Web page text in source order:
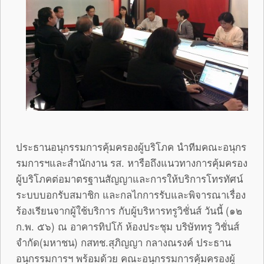
ประธานอนุกรรมการคุ้มครองผู้บริโภค นำทีมคณะอนุกร
รมการฯและสำนักงาน รส. หารือถึงแนวทางการคุ้มครอง
ผู้บริโภคต่อมาตรฐานสัญญาและการให้บริการโทรทัศน์
ระบบบอกรับสมาชิก และกลไกการรับและพิจารณาเรื่อง
ร้องเรียนจากผู้ใช้บริการ กับผู้บริหารทรูวิชั่นส์ วันนี้ (๑๒
ก.พ. ๕๖) ณ อาคารทิปโก้ ห้องประชุม บริษัททรู วิชั่นส์
จำกัด(มหาชน) กสทช.สุภิญญา กลางณรงค์ ประธาน
อนุกรรมการฯ พร้อมด้วย คณะอนุกรรมการคุ้มครองผู้